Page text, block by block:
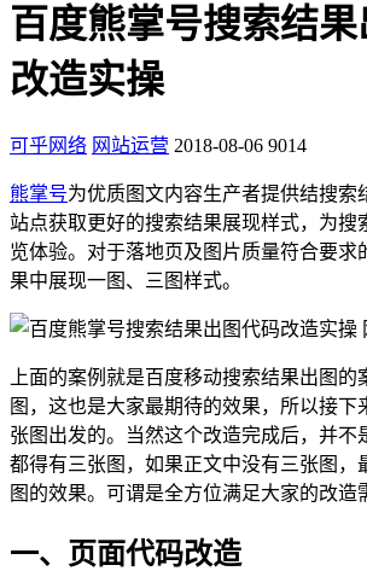
百度熊掌号搜索结
改造实操
可乎网络 网站运营 2018-08-06 9014
熊掌号为优质图文内容生产者提供结搜索
站点获取更好的搜索结果展现样式，为搜
览体验。对于落地页及图片质量符合要求
果中展现一图、三图样式。
上面的案例就是百度移动搜索结果出图的
图，这也是大家最期待的效果，所以接下
张图出发的。当然这个改造完成后，并不
都得有三张图，如果正文中没有三张图，
图的效果。可谓是全方位满足大家的改造
一、页面代码改造